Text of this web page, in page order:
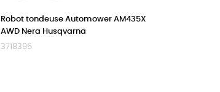
Robot tondeuse Automower AM435X
AWD Nera Husqvarna
3718395